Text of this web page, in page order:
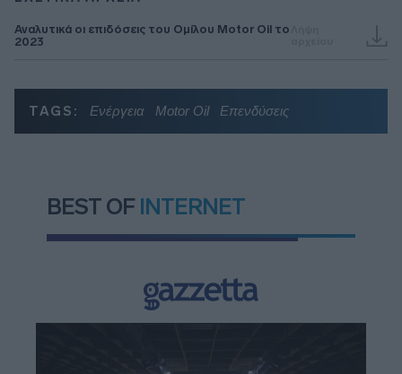
Αναλυτικά οι επιδόσεις του Ομίλου Motor Oil το
2023
TAGS: Ενέργεια Motor Oil Επενδύσεις
BEST OF INTERNET